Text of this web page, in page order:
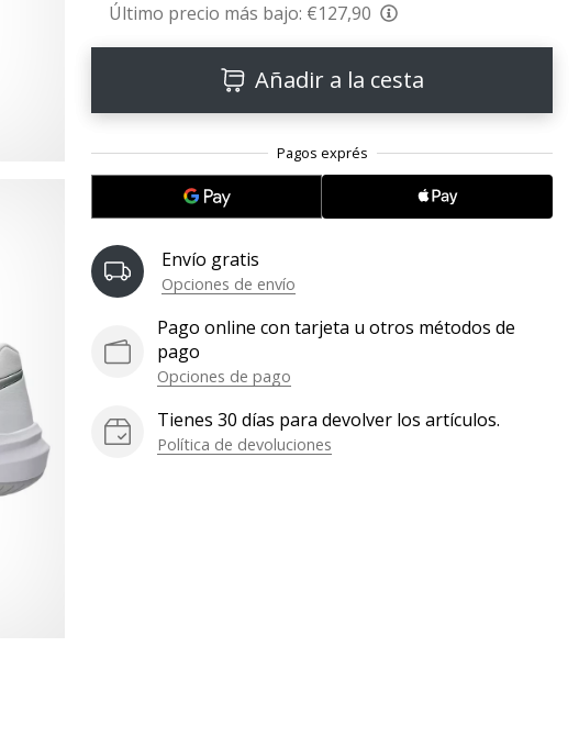
Último precio más bajo: €127,90
Añadir a la cesta
Envío gratis
Opciones de envío
Pago online con tarjeta u otros métodos de
pago
Opciones de pago
Tienes 30 días para devolver los artículos.
Política de devoluciones